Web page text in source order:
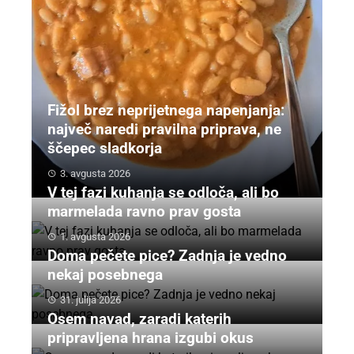
Fižol brez neprijetnega napenjanja:
največ naredi pravilna priprava, ne
ščepec sladkorja
3. avgusta 2026
V tej fazi kuhanja se odloča, ali bo
marmelada ravno prav gosta
1. avgusta 2026
Doma pečete pice? Zadnja je vedno
nekaj posebnega
31. julija 2026
Osem navad, zaradi katerih
pripravljena hrana izgubi okus